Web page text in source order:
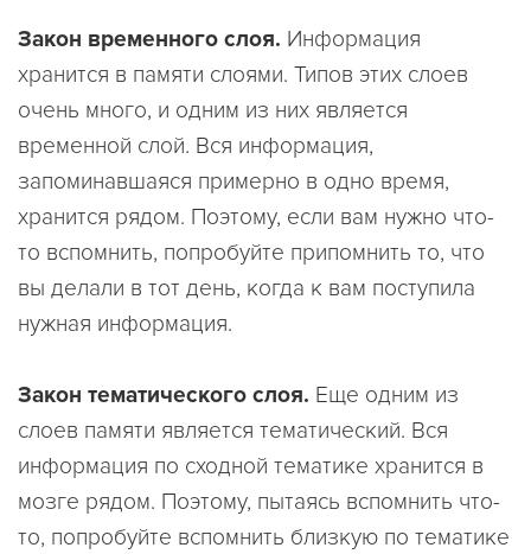
Закон временного слоя. Информация
хранится в памяти слоями. Типов этих слоев
очень много, и одним из них является
временной слой. Вся информация,
запоминавшаяся примерно в одно время,
хранится рядом. Поэтому, если вам нужно что-
то вспомнить, попробуйте припомнить то, что
вы делали в тот день, когда к вам поступила
нужная информация.
Закон тематического слоя. Еще одним из
слоев памяти является тематический. Вся
информация по сходной тематике хранится в
мозге рядом. Поэтому, пытаясь вспомнить что-
то, попробуйте вспомнить близкую по тематике